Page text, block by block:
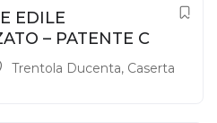
EDILE
– PATENTE C
Trentola Ducenta, Caserta